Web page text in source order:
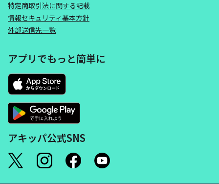
特定商取引法に関する記載
情報セキュリティ基本方針
外部送信先一覧
アプリでもっと簡単に
アキッパ公式SNS